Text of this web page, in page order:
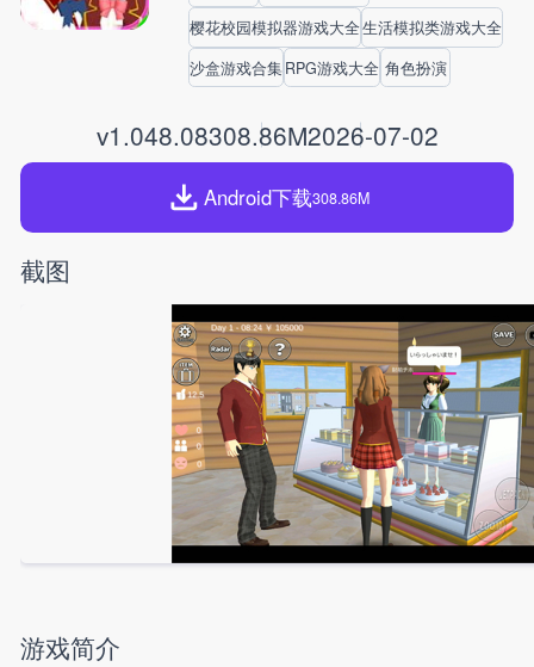
樱花校园模拟器游戏大全生活模拟类游戏大全
沙盒游戏合集RPG游戏大全 角色扮演
v1.048.08308.86M2026-07-02
Android下载308.86M
截图
游戏简介